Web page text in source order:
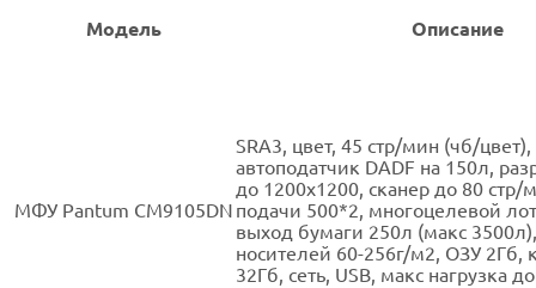
Модель Описание
МФУ Pantum CM9105DN
SRА3, цвет, 45 стр/мин (чб/
автоподатчик DADF на 150л,
до 1200х1200, сканер до 80 стр/
подачи 500*2, многоцелевой
выход бумаги 250л (макс
носителей 60-256г/м2, ОЗУ 2Гб,
32Гб, сеть, USB, макс нагрузка